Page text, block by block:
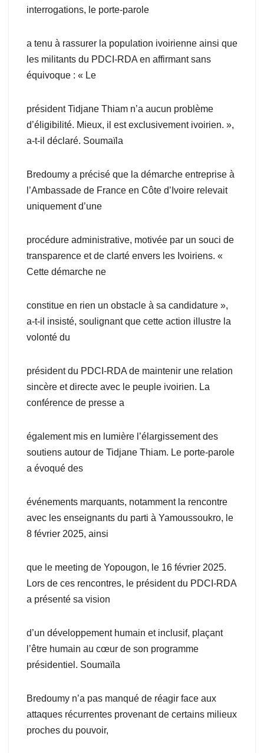
interrogations, le porte-parole
a tenu à rassurer la population ivoirienne ainsi que
les militants du PDCI-RDA en affirmant sans
équivoque : « Le
président Tidjane Thiam n’a aucun problème
d’éligibilité. Mieux, il est exclusivement ivoirien. »,
a-t-il déclaré. Soumaïla
Bredoumy a précisé que la démarche entreprise à
l’Ambassade de France en Côte d’Ivoire relevait
uniquement d’une
procédure administrative, motivée par un souci de
transparence et de clarté envers les Ivoiriens. «
Cette démarche ne
constitue en rien un obstacle à sa candidature »,
a-t-il insisté, soulignant que cette action illustre la
volonté du
président du PDCI-RDA de maintenir une relation
sincère et directe avec le peuple ivoirien. La
conférence de presse a
également mis en lumière l’élargissement des
soutiens autour de Tidjane Thiam. Le porte-parole
a évoqué des
événements marquants, notamment la rencontre
avec les enseignants du parti à Yamoussoukro, le
8 février 2025, ainsi
que le meeting de Yopougon, le 16 février 2025.
Lors de ces rencontres, le président du PDCI-RDA
a présenté sa vision
d’un développement humain et inclusif, plaçant
l’être humain au cœur de son programme
présidentiel. Soumaïla
Bredoumy n’a pas manqué de réagir face aux
attaques récurrentes provenant de certains milieux
proches du pouvoir,